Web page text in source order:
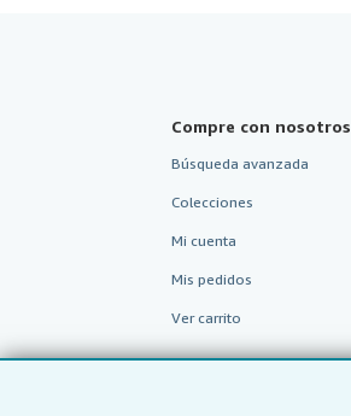
Compre con nosotros
Búsqueda avanzada
Colecciones
Mi cuenta
Mis pedidos
Ver carrito